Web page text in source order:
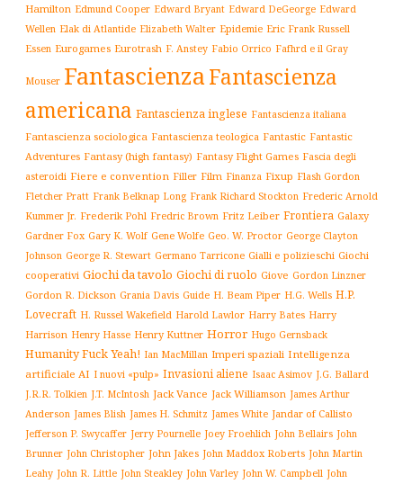
Hamilton Edmund Cooper Edward Bryant Edward DeGeorge Edward
Wellen Elak di Atlantide Elizabeth Walter Epidemie Eric Frank Russell
Essen Eurogames Eurotrash F. Anstey Fabio Orrico Fafhrd e il Gray
Mouser FantascienzaFantascienza
americana Fantascienza inglese Fantascienza italiana
Fantascienza sociologica Fantascienza teologica Fantastic Fantastic
Adventures Fantasy (high fantasy) Fantasy Flight Games Fascia degli
asteroidi Fiere e convention Filler Film Finanza Fixup Flash Gordon
Fletcher Pratt Frank Belknap Long Frank Richard Stockton Frederic Arnold
Kummer Jr. Frederik Pohl Fredric Brown Fritz Leiber Frontiera Galaxy
Gardner Fox Gary K. Wolf Gene Wolfe Geo. W. Proctor George Clayton
Johnson George R. Stewart Germano Tarricone Gialli e polizieschi Giochi
cooperativi Giochi da tavolo Giochi di ruolo Giove Gordon Linzner
Gordon R. Dickson Grania Davis Guide H. Beam Piper H.G. Wells H.P.
Lovecraft H. Russel Wakefield Harold Lawlor Harry Bates Harry
Harrison Henry Hasse Henry Kuttner Horror Hugo Gernsback
Humanity Fuck Yeah! Ian MacMillan Imperi spaziali Intelligenza
artificiale AI I nuovi «pulp» Invasioni aliene Isaac Asimov J.G. Ballard
J.R.R. Tolkien J.T. McIntosh Jack Vance Jack Williamson James Arthur
Anderson James Blish James H. Schmitz James White Jandar of Callisto
Jefferson P. Swycaffer Jerry Pournelle Joey Froehlich John Bellairs John
Brunner John Christopher John Jakes John Maddox Roberts John Martin
Leahy John R. Little John Steakley John Varley John W. Campbell John